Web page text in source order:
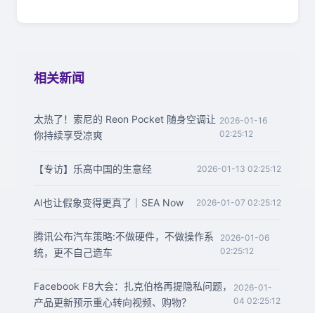
相关新闻
太热了！索尼的 Reon Pocket 随身空调让
你持续享受凉爽
2026-01-16
02:25:12
【专访】乐高中国的生意经 2026-01-13 02:25:12
AI也让假象变得更真了｜SEA Now 2026-01-07 02:25:12
腾讯公布汽车策略:不做硬件，不做操作系
统，更不自己造车
2026-01-06
02:25:12
Facebook F8大会：扎克伯格再提隐私问题，
产品更新预示重心转向视频、购物？
2026-01-
04 02:25:12